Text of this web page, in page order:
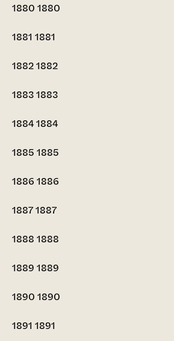
1880 1880
1881 1881
18821882
18831883
18841884
1885 1885
1886 1886
18871887
1888 1888
1889 1889
1890 1890
1891 1891